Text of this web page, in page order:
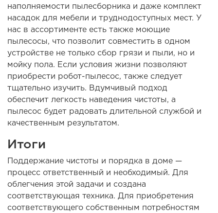
наполняемости пылесборника и даже комплект
насадок для мебели и труднодоступных мест. У
нас в ассортименте есть также моющие
пылесосы, что позволит совместить в одном
устройстве не только сбор грязи и пыли, но и
мойку пола. Если условия жизни позволяют
приобрести робот-пылесос, также следует
тщательно изучить. Вдумчивый подход
обеспечит легкость наведения чистоты, а
пылесос будет радовать длительной службой и
качественным результатом.
Итоги
Поддержание чистоты и порядка в доме —
процесс ответственный и необходимый. Для
облегчения этой задачи и создана
соответствующая техника. Для приобретения
соответствующего собственным потребностям